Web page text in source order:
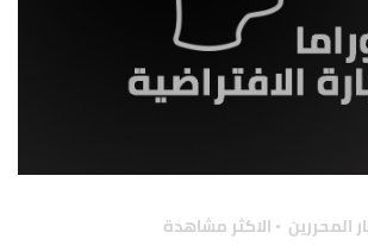
المحررين الاكثر مشاهدة